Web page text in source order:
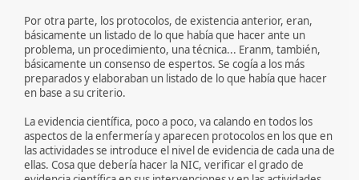
Por otra parte, los protocolos, de existencia anterior, eran,
básicamente un listado de lo que había que hacer ante un
problema, un procedimiento, una técnica... Eranm, también,
básicamente un consenso de espertos. Se cogía a los más
preparados y elaboraban un listado de lo que había que hacer
en base a su criterio.
La evidencia científica, poco a poco, va calando en todos los
aspectos de la enfermería y aparecen protocolos en los que en
las actividades se introduce el nivel de evidencia de cada una de
ellas. Cosa que debería hacer la NIC, verificar el grado de